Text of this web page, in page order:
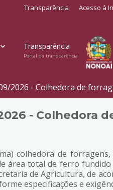
Transparência Acesso à
Transparência
Portal da transparência
2026 - Colhedora de
- Colhedora
colhedora de
área total de ferro
de Agricultura, de
especificações e